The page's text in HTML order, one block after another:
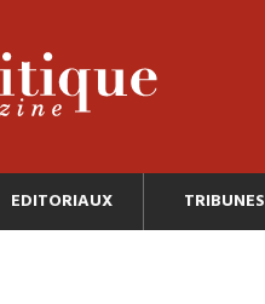
EDITORIAUX TRIBUNES